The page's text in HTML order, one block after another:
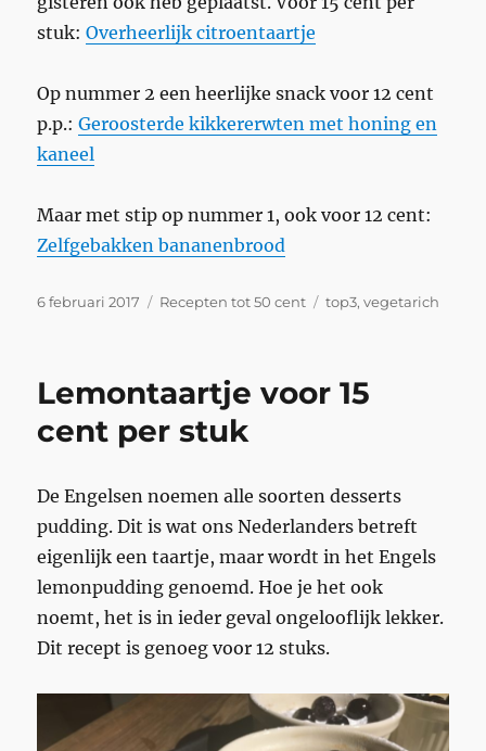
stuk:Overheerlijk citroentaartje
Op nummer 2 een heerlijke snack voor 12 cent
p.p.:Geroosterde kikkererwten met honing en
kaneel
Maar met stip op nummer 1, ook voor 12 cent:
Zelfgebakken bananenbrood
Geplaatst
6 februari 2017 Categorieën
Recepten tot 50 cent Tags
top3,vegetarich
Lemontaartje voor 15
cent per stuk
De Engelsen noemen alle soorten desserts
pudding. Dit is wat ons Nederlanders betreft
eigenlijk een taartje, maar wordt in het Engels
lemonpudding genoemd. Hoe je het ook
noemt, het is in ieder geval ongelooflijk lekker.
Dit recept is genoeg voor 12 stuks.